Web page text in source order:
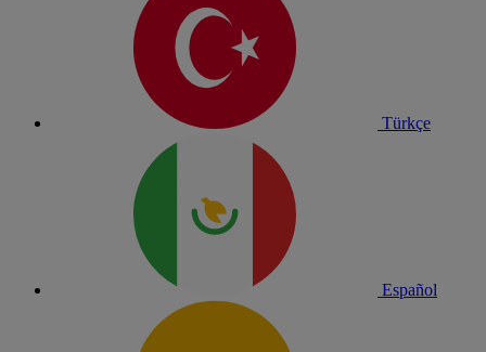
Türkçe
Español